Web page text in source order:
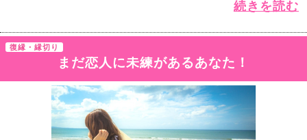
続きを読む
復縁・縁切り
まだ恋人に未練があるあなた！